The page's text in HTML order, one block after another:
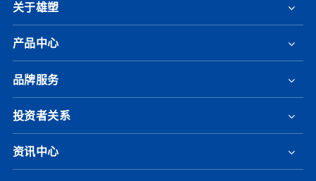
关于雄塑
产品中心
品牌服务
投资者关系
资讯中心